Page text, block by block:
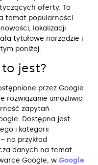
oferty. To
temat popularności
lokalizacji
tytułowe narzędzie i
poniżej.
to jest?
przez Google
rozwiązanie umożliwia
zapytań
Dostępna jest
i kategorii
na przykład
danych na temat
Google, w Google